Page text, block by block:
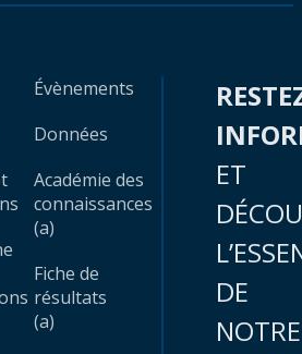
Évènements
Données
Académie des
connaissances
(a)
Fiche de
résultats
(a)
ET
DE
NOTRE